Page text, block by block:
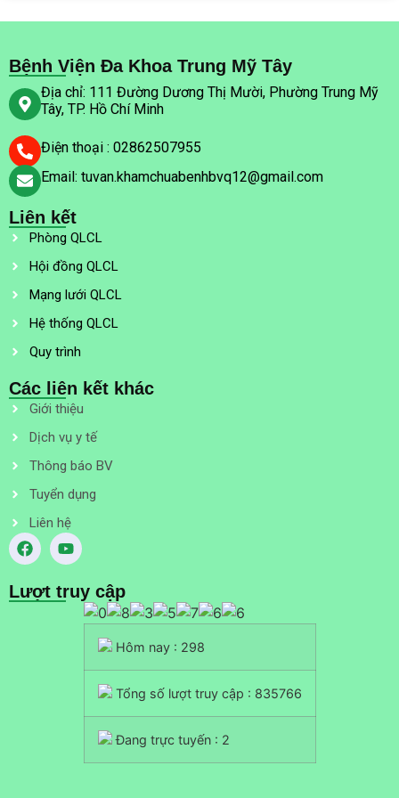
Bệnh Viện Đa Khoa Trung Mỹ Tây
Địa chỉ: 111 Đường Dương Thị Mười, Phường Trung Mỹ
Tây, TP. Hồ Chí Minh
Điện thoại : 02862507955
Email: tuvan.khamchuabenhbvq12@gmail.com
Liên kết
Phòng QLCL
Hội đồng QLCL
Mạng lưới QLCL
Hệ thống QLCL
Quy trình
Các liên kết khác
Giới thiệu
Dịch vụ y tế
Thông báo BV
Tuyển dụng
Liên hệ
Lượt truy cập
Hôm nay : 298
Tổng số lượt truy cập : 835766
Đang trực tuyến : 2